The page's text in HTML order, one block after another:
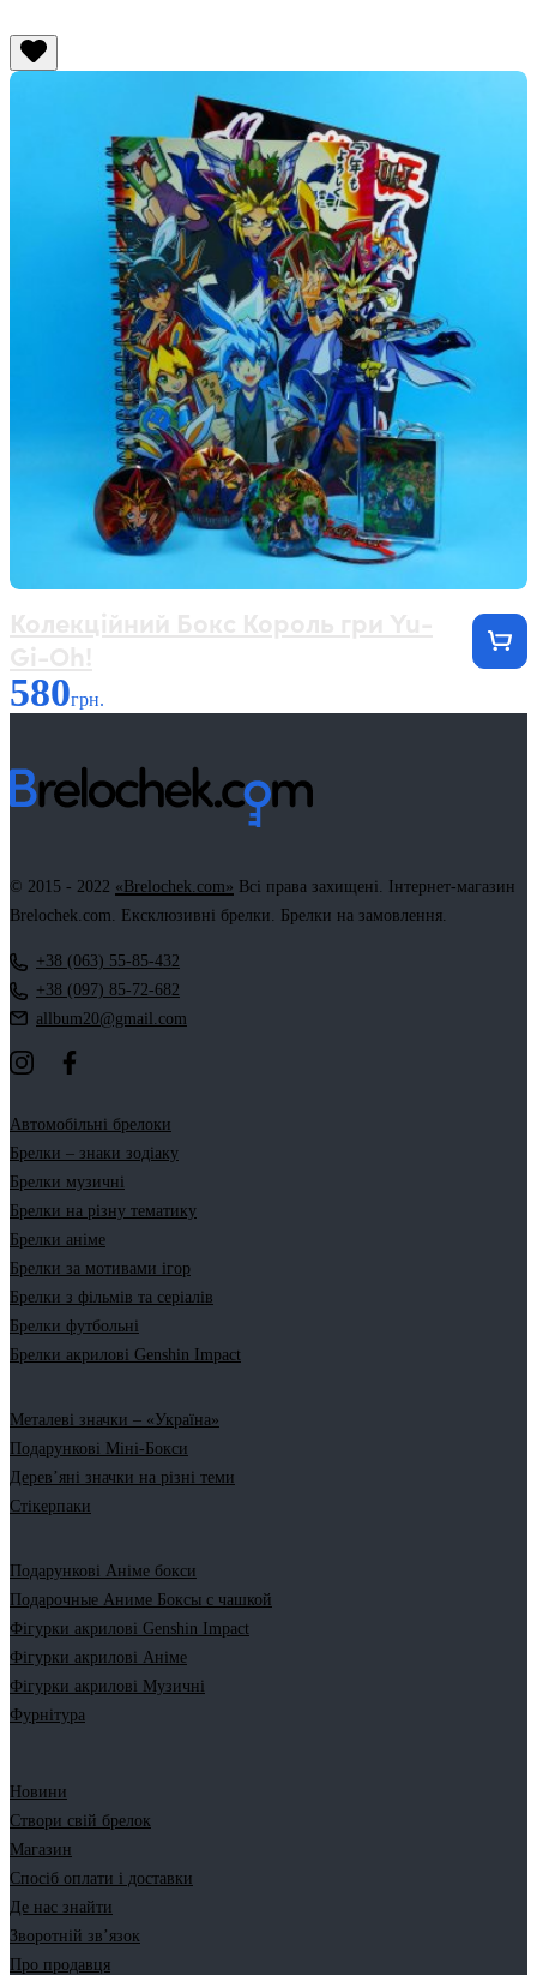
580грн.
© 2015 - 2022 «Brelochek.com» Всі права захищені. Інтернет-магазин
Brelochek.com. Ексклюзивні брелки. Брелки на замовлення.
+38 (063) 55-85-432
+38 (097) 85-72-682
allbum20@gmail.com
Автомобільні брелоки
Брелки – знаки зодіаку
Брелки музичні
Брелки на різну тематику
Брелки аніме
Брелки за мотивами ігор
Брелки з фільмів та серіалів
Брелки футбольні
Брелки акрилові Genshin Impact
Металеві значки – «Україна»
Подарункові Міні-Бокси
Дерев’яні значки на різні теми
Стікерпаки
Подарункові Аніме бокси
Подарочные Аниме Боксы с чашкой
Фігурки акрилові Genshin Impact
Фігурки акрилові Аніме
Фігурки акрилові Музичні
Фурнітура
Новини
Створи свій брелок
Магазин
Спосіб оплати і доставки
Де нас знайти
Зворотній зв’язок
Про продавця